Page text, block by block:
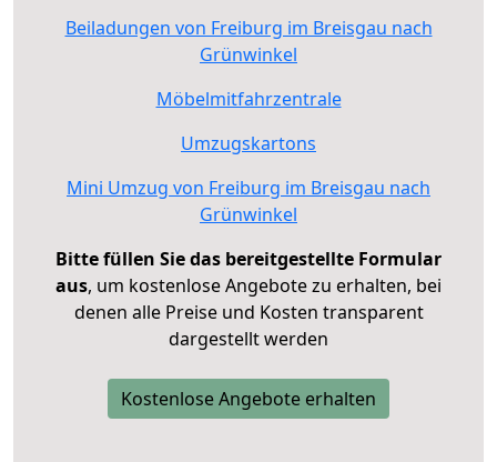
Beiladungen von Freiburg im Breisgau nach
Grünwinkel
Möbelmitfahrzentrale
Umzugskartons
Mini Umzug von Freiburg im Breisgau nach
Grünwinkel
Bitte füllen Sie das bereitgestellte Formular
aus, um kostenlose Angebote zu erhalten, bei
denen alle Preise und Kosten transparent
dargestellt werden
Kostenlose Angebote erhalten